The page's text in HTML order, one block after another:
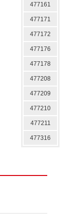
477161
477171
477172
477176
477178
477208
477209
477210
477211
477316